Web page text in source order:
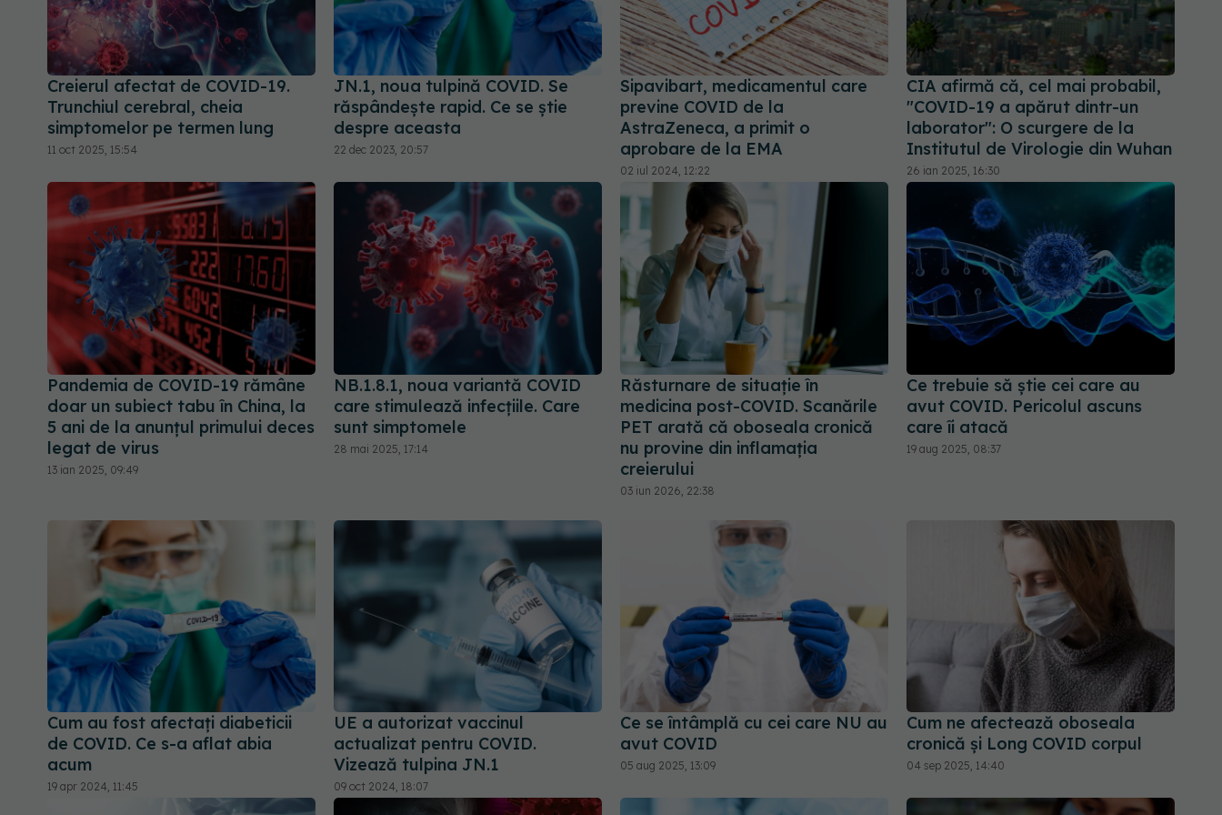
Creierul afectat de COVID-19.
Trunchiul cerebral, cheia
simptomelor pe termen lung
11 oct 2025, 15:54
JN.1, noua tulpină COVID. Se
răspândește rapid. Ce se știe
despre aceasta
22 dec 2023, 20:57
Sipavibart, medicamentul care
previne COVID de la
AstraZeneca, a primit o
aprobare de la EMA
02 iul 2024, 12:22
CIA afirmă că, cel mai probabil,
"COVID-19 a apărut dintr-un
laborator": O scurgere de la
Institutul de Virologie din Wuhan
26 ian 2025, 16:30
Pandemia de COVID-19 rămâne
doar un subiect tabu în China, la
5 ani de la anunțul primului deces
legat de virus
13 ian 2025, 09:49
NB.1.8.1, noua variantă COVID
care stimulează infecțiile. Care
sunt simptomele
28 mai 2025, 17:14
Răsturnare de situație în
medicina post-COVID. Scanările
PET arată că oboseala cronică
nu provine din inflamația
creierului
03 iun 2026, 22:38
Ce trebuie să știe cei care au
avut COVID. Pericolul ascuns
care îi atacă
19 aug 2025, 08:37
Cum au fost afectați diabeticii
de COVID. Ce s-a aflat abia
acum
19 apr 2024, 11:45
UE a autorizat vaccinul
actualizat pentru COVID.
Vizează tulpina JN.1
09 oct 2024, 18:07
Ce se întâmplă cu cei care NU au
avut COVID
05 aug 2025, 13:09
Cum ne afectează oboseala
cronică și Long COVID corpul
04 sep 2025, 14:40